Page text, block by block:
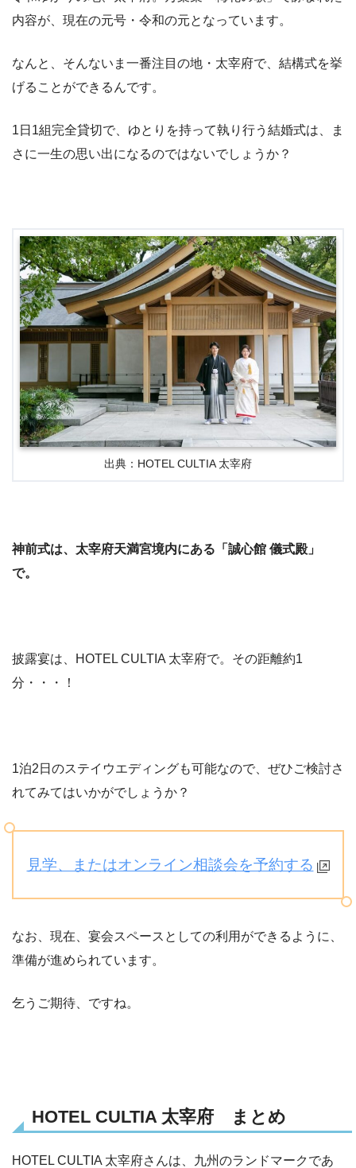
内容が、現在の元号・令和の元となっています。
なんと、そんないま一番注目の地・太宰府で、結構式を挙
げることができるんです。
1日1組完全貸切で、ゆとりを持って執り行う結婚式は、ま
さに一生の思い出になるのではないでしょうか？
出典：HOTEL CULTIA 太宰府
神前式は、太宰府天満宮境内にある「誠心館 儀式殿」
で。
披露宴は、HOTEL CULTIA 太宰府で。その距離約1
分・・・！
1泊2日のステイウエディングも可能なので、ぜひご検討さ
れてみてはいかがでしょうか？
見学、またはオンライン相談会を予約する
なお、現在、宴会スペースとしての利用ができるように、
準備が進められています。
乞うご期待、ですね。
HOTEL CULTIA 太宰府 まとめ
HOTEL CULTIA 太宰府さんは、九州のランドマークであ